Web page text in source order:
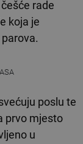
rade
koja je
poslu te
prvo mjesto
u